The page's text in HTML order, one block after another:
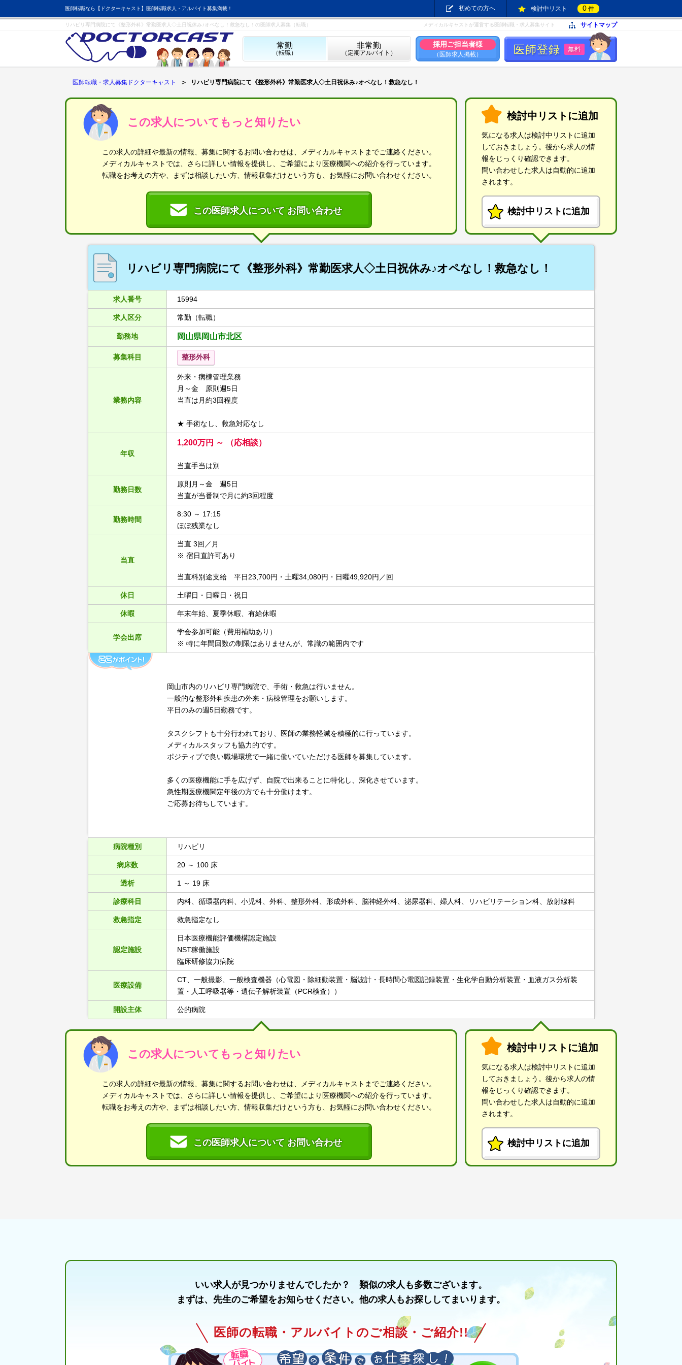
医師転職なら【ドクターキャスト】医師転職求人・アルバイト募集満載！ 初めての方へ 検討中リスト 0 件
リハビリ専門病院にて《整形外科》常勤医求人◇土日祝休み♪オペなし！救急なし！の医師求人募集（転職） メディカルキャストが運営する医師転職・求人募集サイト サイトマップ
常勤
（転職）
非常勤
（定期アルバイト）
採用ご担当者様
（医師求人掲載） 医師登録 無料
医師転職・求人募集ドクターキャスト リハビリ専門病院にて《整形外科》常勤医求人◇土日祝休み♪オペなし！救急なし！
この求人についてもっと知りたい
この求人の詳細や最新の情報、募集に関するお問い合わせは、メディカルキャストまでご連絡ください。
メディカルキャストでは、さらに詳しい情報を提供し、ご希望により医療機関への紹介を行っています。
転職をお考えの方や、まずは相談したい方、情報収集だけという方も、お気軽にお問い合わせください。
この医師求人について お問い合わせ
検討中リストに追加
気になる求人は検討中リストに追加
しておきましょう。後から求人の情
報をじっくり確認できます。
問い合わせした求人は自動的に追加
されます。
検討中リストに追加
リハビリ専門病院にて《整形外科》常勤医求人◇土日祝休み♪オペなし！救急なし！
求人番号 15994
求人区分 常勤（転職）
勤務地 岡山県岡山市北区
募集科目 整形外科
業務内容
外来・病棟管理業務
月～金 原則週5日
当直は月約3回程度
★ 手術なし、救急対応なし
年収
1,200万円 ～ （応相談）
当直手当は別
勤務日数
原則月～金 週5日
当直が当番制で月に約3回程度
勤務時間
8:30 ～ 17:15
ほぼ残業なし
当直
当直 3回／月
※ 宿日直許可あり
当直料別途支給 平日23,700円・土曜34,080円・日曜49,920円／回
休日 土曜日・日曜日・祝日
休暇 年末年始、夏季休暇、有給休暇
学会出席
学会参加可能（費用補助あり）
※ 特に年間回数の制限はありませんが、常識の範囲内です
岡山市内のリハビリ専門病院で、手術・救急は行いません。
一般的な整形外科疾患の外来・病棟管理をお願いします。
平日のみの週5日勤務です。
タスクシフトも十分行われており、医師の業務軽減を積極的に行っています。
メディカルスタッフも協力的です。
ポジティブで良い職場環境で一緒に働いていただける医師を募集しています。
多くの医療機能に手を広げず、自院で出来ることに特化し、深化させています。
急性期医療機関定年後の方でも十分働けます。
ご応募お待ちしています。
病院種別 リハビリ
病床数 20 ～ 100 床
透析 1 ～ 19 床
診療科目 内科、循環器内科、小児科、外科、整形外科、形成外科、脳神経外科、泌尿器科、婦人科、リハビリテーション科、放射線科
救急指定 救急指定なし
認定施設
日本医療機能評価機構認定施設
NST稼働施設
臨床研修協力病院
医療設備
CT、一般撮影、一般検査機器（心電図・除細動装置・脳波計・長時間心電図記録装置・生化学自動分析装置・血液ガス分析装
置・人工呼吸器等・遺伝子解析装置（PCR検査））
開設主体 公的病院
この求人についてもっと知りたい
この求人の詳細や最新の情報、募集に関するお問い合わせは、メディカルキャストまでご連絡ください。
メディカルキャストでは、さらに詳しい情報を提供し、ご希望により医療機関への紹介を行っています。
転職をお考えの方や、まずは相談したい方、情報収集だけという方も、お気軽にお問い合わせください。
この医師求人について お問い合わせ
検討中リストに追加
気になる求人は検討中リストに追加
しておきましょう。後から求人の情
報をじっくり確認できます。
問い合わせした求人は自動的に追加
されます。
検討中リストに追加
いい求人が見つかりませんでしたか？ 類似の求人も多数ございます。
まずは、先生のご希望をお知らせください。他の求人もお探ししてまいります。
医師の転職・アルバイトのご相談・ご紹介!!